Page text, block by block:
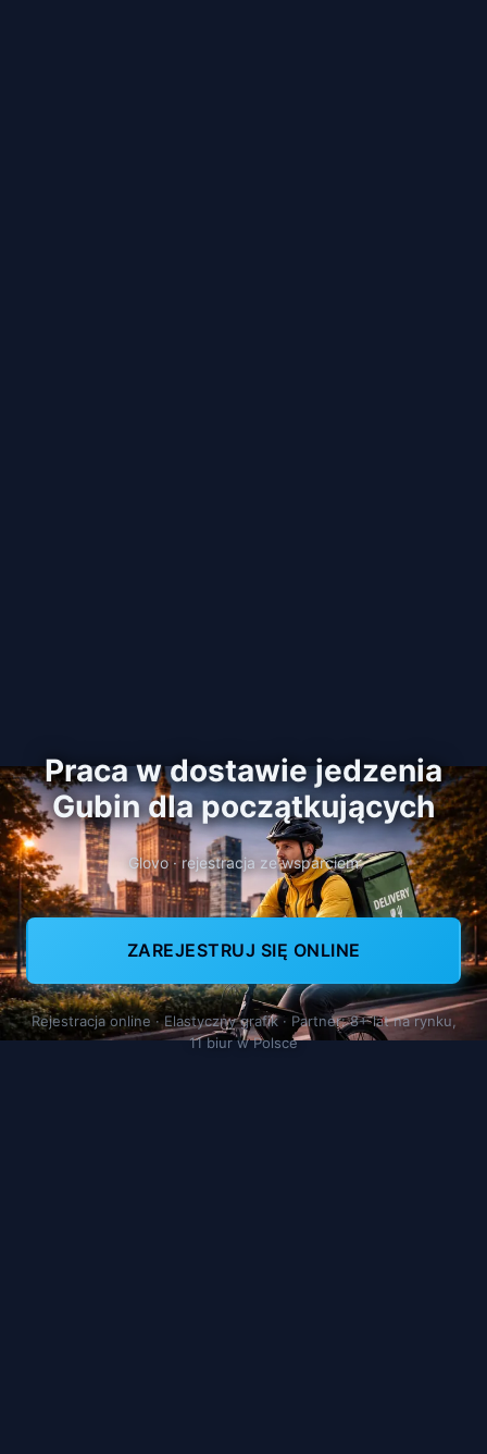
Praca w dostawie jedzenia
Gubin dla początkujących
Glovo · rejestracja ze wsparciem
ZAREJESTRUJ SIĘ ONLINE
Rejestracja online · Elastyczny grafik · Partner: 8+ lat na rynku,
11 biur w Polsce